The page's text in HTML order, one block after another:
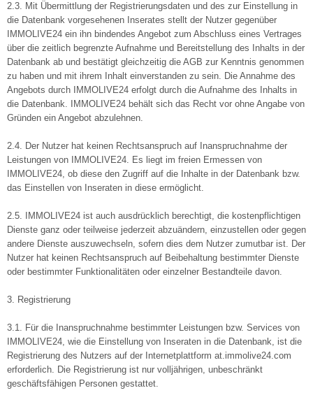
2.3. Mit Übermittlung der Registrierungsdaten und des zur Einstellung in
die Datenbank vorgesehenen Inserates stellt der Nutzer gegenüber
IMMOLIVE24 ein ihn bindendes Angebot zum Abschluss eines Vertrages
über die zeitlich begrenzte Aufnahme und Bereitstellung des Inhalts in der
Datenbank ab und bestätigt gleichzeitig die AGB zur Kenntnis genommen
zu haben und mit ihrem Inhalt einverstanden zu sein. Die Annahme des
Angebots durch IMMOLIVE24 erfolgt durch die Aufnahme des Inhalts in
die Datenbank. IMMOLIVE24 behält sich das Recht vor ohne Angabe von
Gründen ein Angebot abzulehnen.
2.4. Der Nutzer hat keinen Rechtsanspruch auf Inanspruchnahme der
Leistungen von IMMOLIVE24. Es liegt im freien Ermessen von
IMMOLIVE24, ob diese den Zugriff auf die Inhalte in der Datenbank bzw.
das Einstellen von Inseraten in diese ermöglicht.
2.5. IMMOLIVE24 ist auch ausdrücklich berechtigt, die kostenpflichtigen
Dienste ganz oder teilweise jederzeit abzuändern, einzustellen oder gegen
andere Dienste auszuwechseln, sofern dies dem Nutzer zumutbar ist. Der
Nutzer hat keinen Rechtsanspruch auf Beibehaltung bestimmter Dienste
oder bestimmter Funktionalitäten oder einzelner Bestandteile davon.
3. Registrierung
3.1. Für die Inanspruchnahme bestimmter Leistungen bzw. Services von
IMMOLIVE24, wie die Einstellung von Inseraten in die Datenbank, ist die
Registrierung des Nutzers auf der Internetplattform at.immolive24.com
erforderlich. Die Registrierung ist nur volljährigen, unbeschränkt
geschäftsfähigen Personen gestattet.